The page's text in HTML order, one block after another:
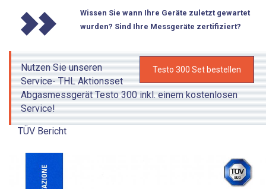
Wissen Sie wann Ihre Geräte zuletzt gewartet
wurden? Sind Ihre Messgeräte zertifiziert?
Testo 300 Set bestellen
Nutzen Sie unseren
Service- THL Aktionsset
Abgasmessgerät Testo 300 inkl. einem kostenlosen
Service!
TÜV Bericht